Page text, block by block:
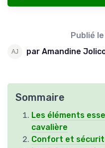
Publié le
par Amandine
Sommaire
Les éléments
cavalière
Confort et